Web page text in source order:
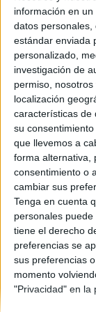
información en
datos personales,
estándar enviada
personalizado,
investigación de
permiso,
localización
características de
su
que llevemos a
forma alternativa,
consentimiento o
cambiar sus
Tenga en cuenta
personales
tiene el derecho
preferencias se
sus preferencias
momento
"Privacidad" en la
Comunidad:
Cataluña
Año del examen:
2013
Mes de examen:
Septiembre
Asignatura:
Lengua Catalana
Fichero Examen:
ex-men-
septiembre.pdf
Aviso legal|